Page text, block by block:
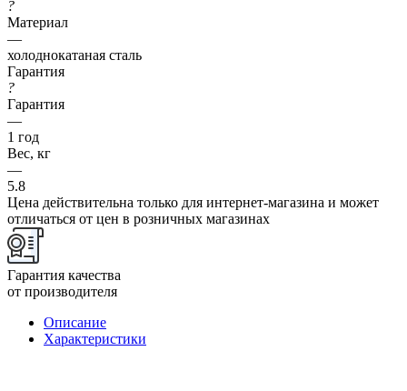
?
Материал
—
холоднокатаная сталь
Гарантия
?
Гарантия
—
1 год
Вес, кг
—
5.8
Цена действительна только для интернет-магазина и может
отличаться от цен в розничных магазинах
Гарантия качества
от производителя
Описание
Характеристики